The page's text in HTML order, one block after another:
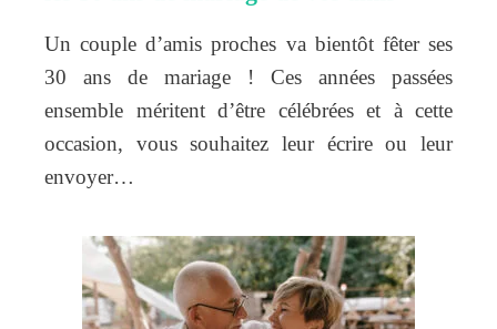
Un couple d’amis proches va bientôt fêter ses
30 ans de mariage ! Ces années passées
ensemble méritent d’être célébrées et à cette
occasion, vous souhaitez leur écrire ou leur
envoyer…